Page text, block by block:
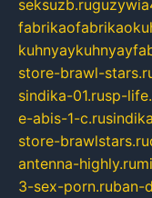
seksuzb.ru
store-brawl-
sindika-01.rusp-
e-abis-1-c.ru
store-brawlstars.ru
antenna-highly.ru
3-sex-porn.ruban-